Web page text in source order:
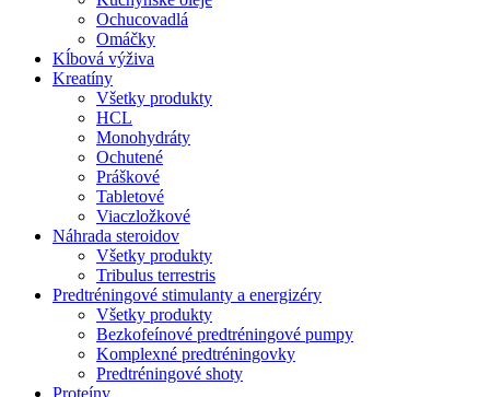
Ochucovadlá
Omáčky
Kĺbová výživa
Kreatíny
Všetky produkty
HCL
Monohydráty
Ochutené
Práškové
Tabletové
Viaczložkové
Náhrada steroidov
Všetky produkty
Tribulus terrestris
Predtréningové stimulanty a energizéry
Všetky produkty
Bezkofeínové predtréningové pumpy
Komplexné predtréningovky
Predtréningové shoty